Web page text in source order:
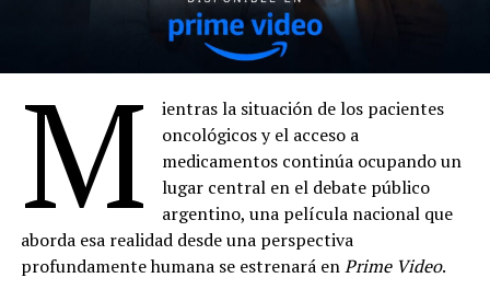
M
ientras la situación de los pacientes
oncológicos y el acceso a
medicamentos continúa ocupando un
lugar central en el debate público
argentino, una película nacional que
aborda esa realidad desde una perspectiva
profundamente humana se estrenará enPrime Video.